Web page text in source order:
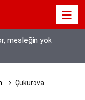
mesleğin yok
Çukurova